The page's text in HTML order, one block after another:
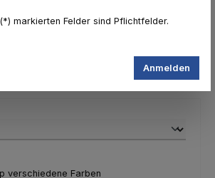
markierten Felder sind Pflichtfelder.
Anmelden